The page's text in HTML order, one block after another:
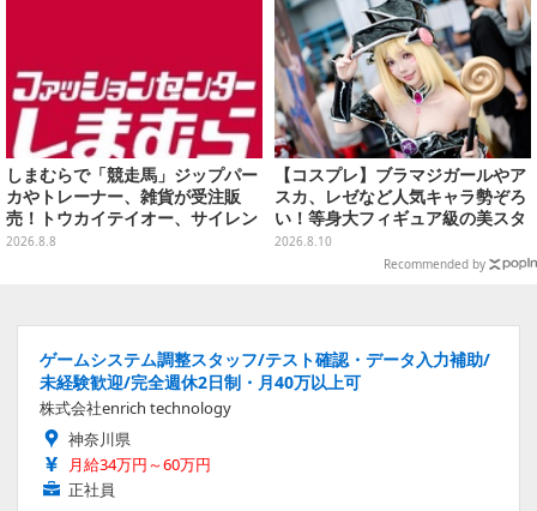
しまむらで「競走馬」ジップパー
カやトレーナー、雑貨が受注販
売！トウカイテイオー、サイレン
ススズカなど名馬をデザイン
2026.8.8
【コスプレ】ブラマジガールやア
スカ、レゼなど人気キャラ勢ぞろ
い！等身大フィギュア級の美スタ
イルで魅せる台湾美女まとめ【写
2026.8.10
Recommended by
ゲームシステム調整スタッフ/テスト確認・データ入力補助/
未経験歓迎/完全週休2日制・月40万以上可
株式会社enrich technology
神奈川県
月給34万円～60万円
正社員